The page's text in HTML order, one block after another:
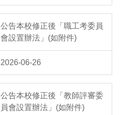
公告本校修正後「職工考委員
會設置辦法」(如附件)
2026-06-26
公告本校修正後「教師評審委
員會設置辦法」(如附件)